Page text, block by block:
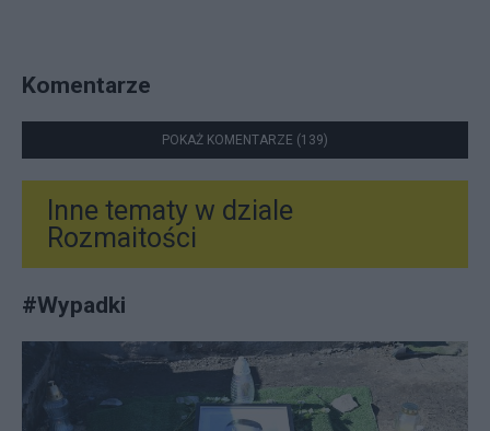
Komentarze
POKAŻ KOMENTARZE (139)
Inne tematy w dziale
Rozmaitości
#Wypadki